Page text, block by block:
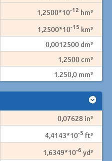
1,2500*10-12 hm³
1,2500*10-15 km³
0,0012500 dm³
1,2500 cm³
1.250,0 mm³
0,07628 in³
4,4143*10-5 ft³
1,6349*10-6 yd³